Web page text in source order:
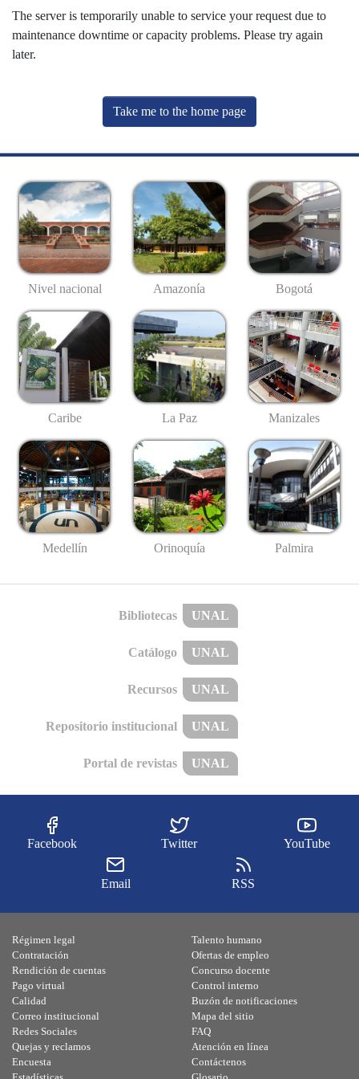
The server is temporarily unable to service your request due to
maintenance downtime or capacity problems. Please try again
later.
Take me to the home page
Nivel nacional Amazonía Bogotá
Caribe La Paz Manizales
Medellín Orinoquía Palmira
Bibliotecas UNAL
Catálogo UNAL
Recursos UNAL
Repositorio institucional UNAL
Portal de revistas UNAL
Facebook Twitter YouTube
Email RSS
Régimen legal
Contratación
Rendición de cuentas
Pago virtual
Calidad
Talento humano
Ofertas de empleo
Concurso docente
Control interno
Buzón de notificaciones
Correo institucional
Redes Sociales
Quejas y reclamos
Encuesta
Mapa del sitio
FAQ
Atención en línea
Contáctenos